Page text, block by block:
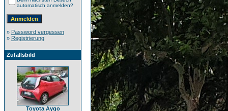
automatisch anmelden?
» Password vergessen
» Registrierung
Zufallsbild
Toyota Aygo